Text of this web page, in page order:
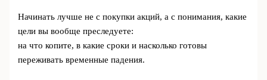
Начинать лучше не с покупки акций, а с понимания, какие
цели вы вообще преследуете:
на что копите, в какие сроки и насколько готовы
переживать временные падения.